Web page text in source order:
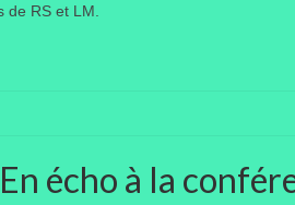
RS et LM.
En écho à la